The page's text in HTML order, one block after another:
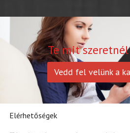
Te mit
Vedd fel velünk a
Elérhetőségek